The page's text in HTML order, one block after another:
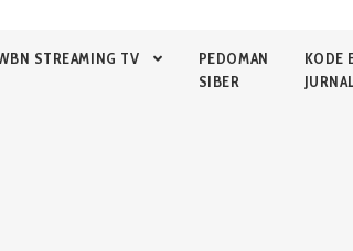
STREAMING TV
PEDOMAN
SIBER
KODE